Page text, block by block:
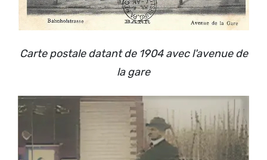
Carte postale datant de 1904 avec l'avenue de
la gare